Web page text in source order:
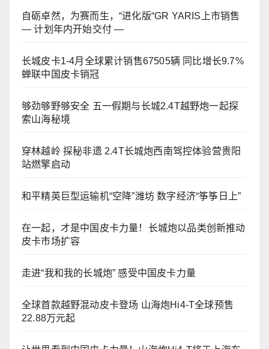
自砺卓然，为赛而生，“进化版“GR YARIS上市销售
— 计划年内开始交付 —
长城皮卡1-4月全球累计销售67505辆 同比增长9.7%
蝉联中国皮卡销冠
够劲够野够安全 五一假期与长城2.4T越野炮一起探
索山海秘境
穿林越岭 探秘非遗 2.4T长城炮西南驾控体验营贵阳
站燃擎启动
和平精英巨型运输机“空降”潍坊 数字经济“筝筝日上”
在一起，才是中国皮卡力量！长城炮以品类创新推动
皮卡市场扩容
走进“我和我的长城炮” 感受中国皮卡力量
全球首款越野混动皮卡登场 山海炮Hi4-T全球预售
22.88万元起